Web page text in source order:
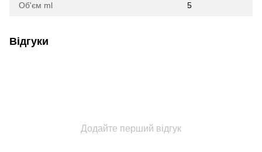
Об'єм ml
5
Відгуки
Додайте перший відгук